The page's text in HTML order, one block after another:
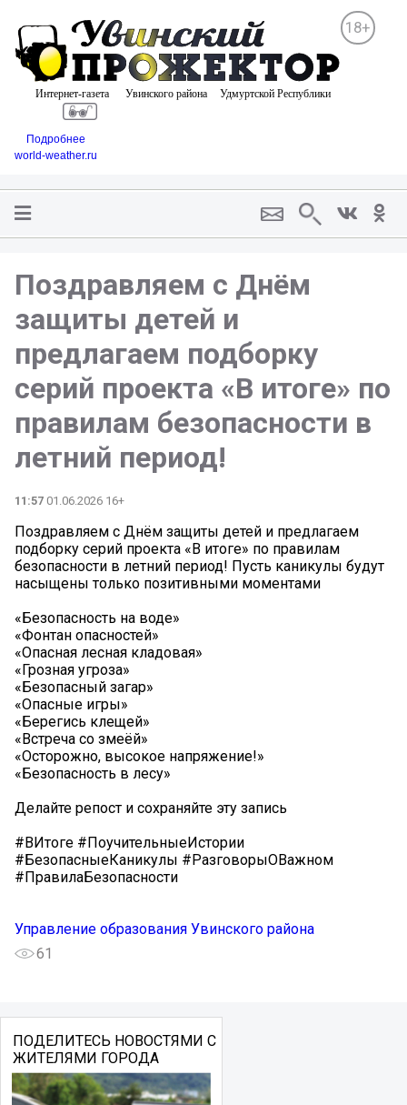
18+
Подробнее
world-weather.ru
Поздравляем с Днём
защиты детей и
предлагаем подборку
серий проекта «В итоге» по
правилам безопасности в
летний период!
11:57 01.06.2026 16+
Поздравляем с Днём защиты детей и предлагаем
подборку серий проекта «В итоге» по правилам
безопасности в летний период! Пусть каникулы будут
насыщены только позитивными моментами
«Безопасность на воде»
«Фонтан опасностей»
«Опасная лесная кладовая»
«Грозная угроза»
«Безопасный загар»
«Опасные игры»
«Берегись клещей»
«Встреча со змеёй»
«Осторожно, высокое напряжение!»
«Безопасность в лесу»
Делайте репост и сохраняйте эту запись
#ВИтоге #ПоучительныеИстории
#БезопасныеКаникулы #РазговорыОВажном
#ПравилаБезопасности
Управление образования Увинского района
61
ПОДЕЛИТЕСЬ НОВОСТЯМИ С
ЖИТЕЛЯМИ ГОРОДА